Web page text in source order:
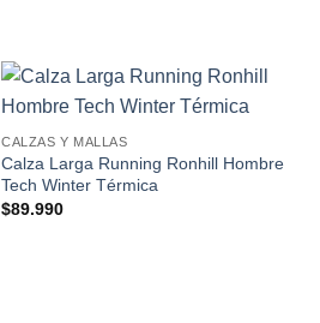
CALZAS Y MALLAS
Calza Larga Running Ronhill Hombre
Tech Winter Térmica
$89.990